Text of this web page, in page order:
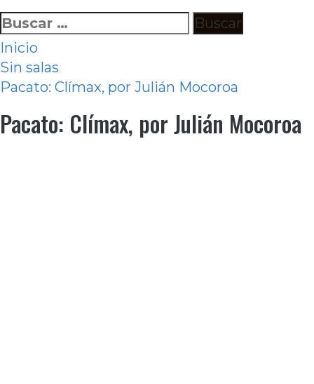
Ir
al
contenido
Buscar:
Inicio
Sin salas
Pacato: Clímax, por Julián Mocoroa
Pacato: Clímax, por Julián Mocoroa